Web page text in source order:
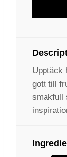
Upptäck
gott till
smakfull